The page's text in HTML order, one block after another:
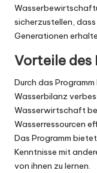
sicherzustellen,
Generationen
Vorteile des
Durch das
Wasserbilanz
Wasserwirtschaft
Wasserressourcen
Das Programm
Kenntnisse mit
von ihnen zu lernen.